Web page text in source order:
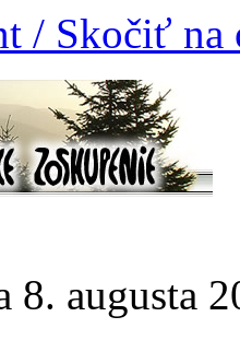
/ Skočiť na
8. augusta